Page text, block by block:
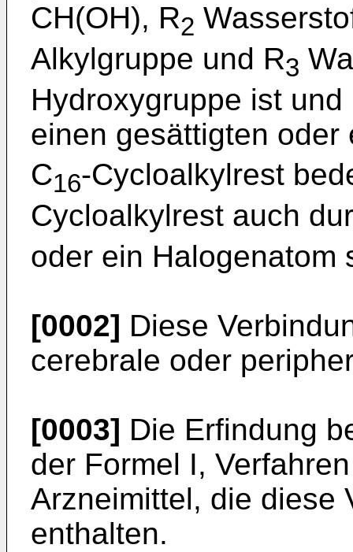
CH(OH), R2
Alkylgruppe und R3
Hydroxygruppe ist
einen gesättigten
C16-Cycloalkylrest
Cycloalkylrest auch
oder ein Halogenatom
[0002] Diese
cerebrale oder
[0003] Die Erfindung
der Formel I,
Arzneimittel, die diese
enthalten.